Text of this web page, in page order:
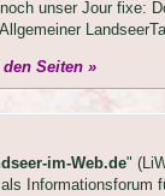
unser Jour fixe:
den Seiten »
im-Web.de"
Informationsforum